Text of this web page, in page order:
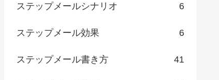
ステップメールシナリオ 6
ステップメール効果 6
ステップメール書き方 41